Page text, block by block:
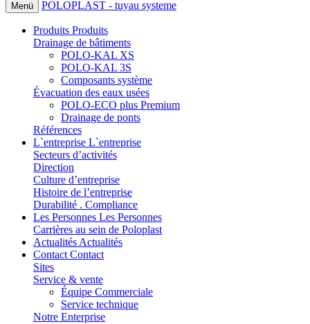
Menü POLOPLAST - tuyau systeme
Produits Produits
Drainage de bâtiments
POLO-KAL XS
POLO-KAL 3S
Composants système
Évacuation des eaux usées
POLO-ECO plus Premium
Drainage de ponts
Références
L`entreprise L`entreprise
Secteurs d’activités
Direction
Culture d’entreprise
Histoire de l’entreprise
Durabilité . Compliance
Les Personnes Les Personnes
Carrières au sein de Poloplast
Actualités Actualités
Contact Contact
Sites
Service & vente
Équipe Commerciale
Service technique
Notre Enterprise